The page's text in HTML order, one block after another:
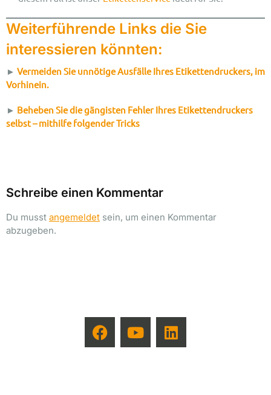
Weiterführende Links die Sie
interessieren könnten:
► Vermeiden Sie unnötige Ausfälle Ihres Etikettendruckers, im
Vorhinein.
► Beheben Sie die gängisten Fehler Ihres Etikettendruckers
selbst – mithilfe folgender Tricks
Schreibe einen Kommentar
Du musst angemeldet sein, um einen Kommentar
abzugeben.